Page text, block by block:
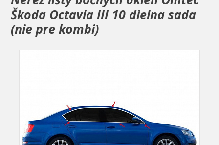
Škoda Octavia III 10 dielna sada
(nie pre kombi)